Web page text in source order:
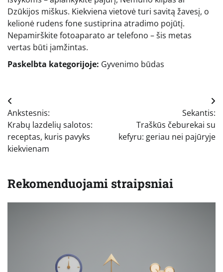
Dzūkijos miškus. Kiekviena vietovė turi savitą žavesį, o
kelionė rudens fone sustiprina atradimo pojūtį.
Nepamirškite fotoaparato ar telefono – šis metas
vertas būti įamžintas.
Paskelbta kategorijoje: Gyvenimo būdas
Navigacija
tarp
įrašų
Ankstesnis:
Krabų lazdelių salotos:
receptas, kuris pavyks
kiekvienam
Sekantis:
Traškūs čeburekai su
kefyru: geriau nei pajūryje
Rekomenduojami straipsniai